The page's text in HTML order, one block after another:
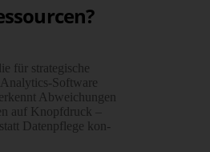
für strate­gische
Software
Abwei­chungen
auf Knopf­druck –
Daten­pflege kon­